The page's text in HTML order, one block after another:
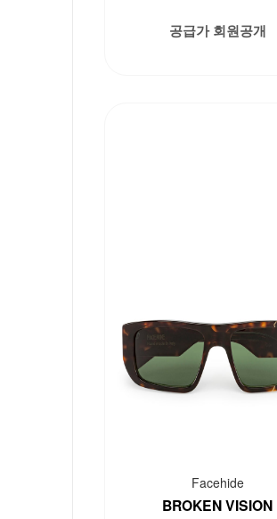
공급가 회원공개
Facehide
BROKEN VISION